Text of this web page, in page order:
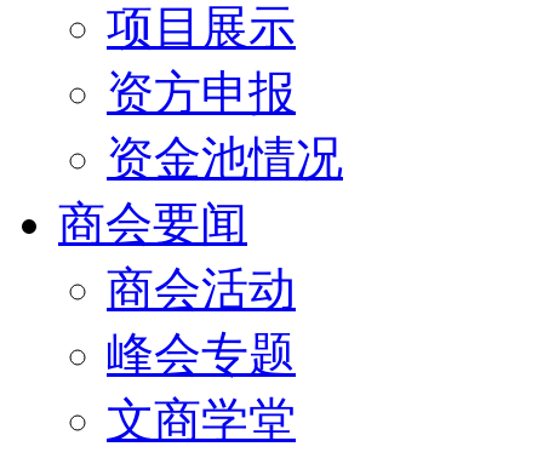
项目展示
资方申报
资金池情况
商会要闻
商会活动
峰会专题
文商学堂